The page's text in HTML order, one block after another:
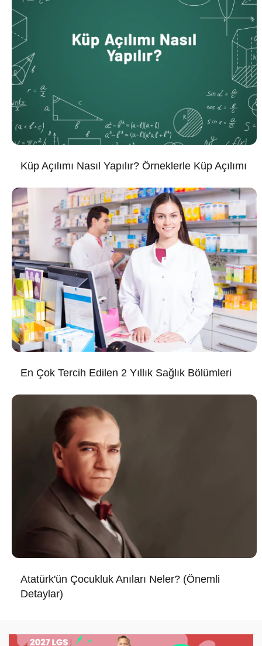
Küp Açılımı Nasıl Yapılır? Örneklerle Küp Açılımı
En Çok Tercih Edilen 2 Yıllık Sağlık Bölümleri
Atatürk'ün Çocukluk Anıları Neler? (Önemli
Detaylar)